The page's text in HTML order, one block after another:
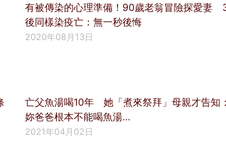
有被傳染的心理準備！90歲老翁冒險探愛妻
後同樣染疫亡：無一秒後悔
2020年08月13日
亡父魚湯喝10年 她「煮來祭拜」母親才告知：
妳爸爸根本不能喝魚湯…
2021年04月02日